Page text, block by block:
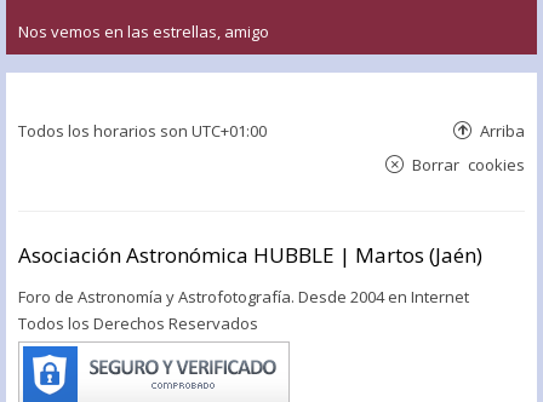
Nos vemos en las estrellas, amigo
Todos los horarios son UTC+01:00 Arriba
Borrar cookies
Asociación Astronómica HUBBLE | Martos (Jaén)
Foro de Astronomía y Astrofotografía. Desde 2004 en Internet
Todos los Derechos Reservados